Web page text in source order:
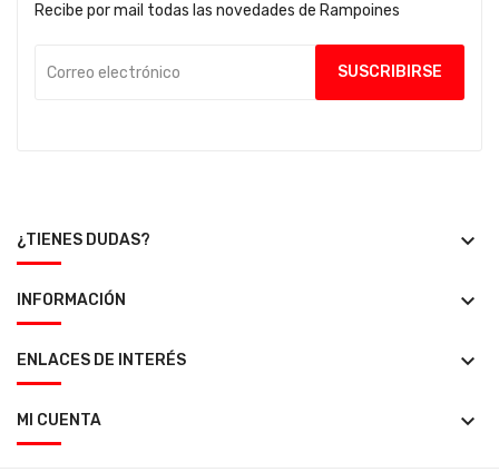
Recibe por mail todas las novedades de Rampoines
¿TIENES DUDAS? keyboard_arrow_down
INFORMACIÓN keyboard_arrow_down
ENLACES DE INTERÉS keyboard_arrow_down
MI CUENTA keyboard_arrow_down